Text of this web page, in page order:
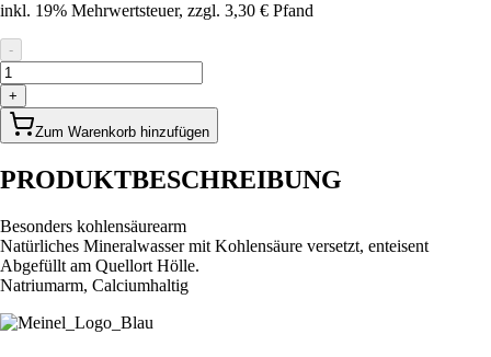
inkl. 19% Mehrwertsteuer, zzgl. 3,30 € Pfand
-
+
Zum Warenkorb hinzufügen
PRODUKTBESCHREIBUNG
Besonders kohlensäurearm
Natürliches Mineralwasser mit Kohlensäure versetzt, enteisent
Abgefüllt am Quellort Hölle.
Natriumarm, Calciumhaltig